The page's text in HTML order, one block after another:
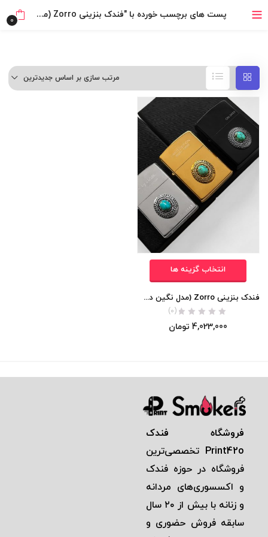
۴ قسط، بدون کارمزد
خرید قسطی با ترب‌پی
پست های برچسب خورده با "فندک بنزینی Zorro (مدل نگین دار)" 0
مرتب سازی بر اساس جدیدترین
انتخاب گزینه ها
فندک بنزینی Zorro (مدل نگین دار) اورجینال
(0)
4,023,000 تومان
فروشگاه فندک
Print42o تخصصی‌ترين
فروشگاه در حوزه فندک
و اكسسوری‌های مردانه
و زنانه با بيش از ٢٠ سال
سابقه فروش حضوری و